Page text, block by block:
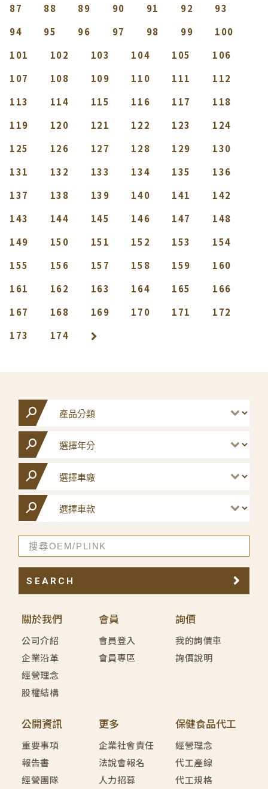
87
88 89 90 91 92
93
94
95 96 97 98 99
100
101
102 103 104 105
106
107
108 109 110 111
112
113
114 115 116 117
118
119
120 121 122 123
124
125
126 127 128 129
130
131
132 133 134 135
136
137
138 139 140 141
142
143
144 145 146 147
148
149
150 151 152 153
154
155
156 157 158 159
160
161
162 163 164 165
166
167
168 169 170 171
172
173
174
關於我們
公司介紹
企業沿革
經營理念
股權結構
會員
會員登入
會員專區
詢價
我的詢價車
詢價說明
公開資訊
重要事項
報告書
經營團隊
更多
企業社會責任
法說會報名
人力招募
保健食品代工
經營理念
代工產線
代工規格
SEARCH